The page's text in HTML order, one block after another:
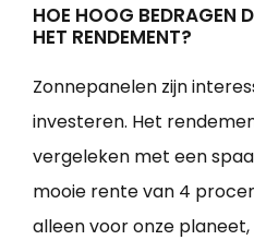
HOE HOOG BEDRAGEN
HET RENDEMENT?
Zonnepanelen zijn
investeren. Het
vergeleken met een
mooie rente van 4
alleen voor onze